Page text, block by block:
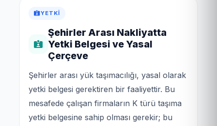
YETKI
Şehirler Arası Nakliyatta
Yetki Belgesi ve Yasal
Çerçeve
Şehirler arası yük taşımacılığı, yasal olarak
yetki belgesi gerektiren bir faaliyettir. Bu
mesafede çalışan firmaların K türü taşıma
yetki belgesine sahip olması gerekir; bu